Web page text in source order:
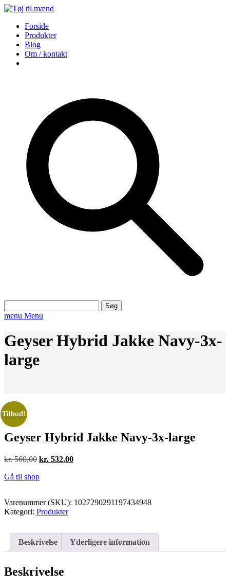
Forside
Produkter
Blog
Om / kontakt
efter:
menu Menu
Geyser Hybrid Jakke Navy-3x-
large
Tilbud!
Geyser Hybrid Jakke Navy-3x-large
kr.560,00 Den
pris
kr. 532,00Den
Gå til shop
Varenummer (SKU): 1027290291197434948
Kategori: Produkter
Beskrivelse Yderligere information
Beskrivelse